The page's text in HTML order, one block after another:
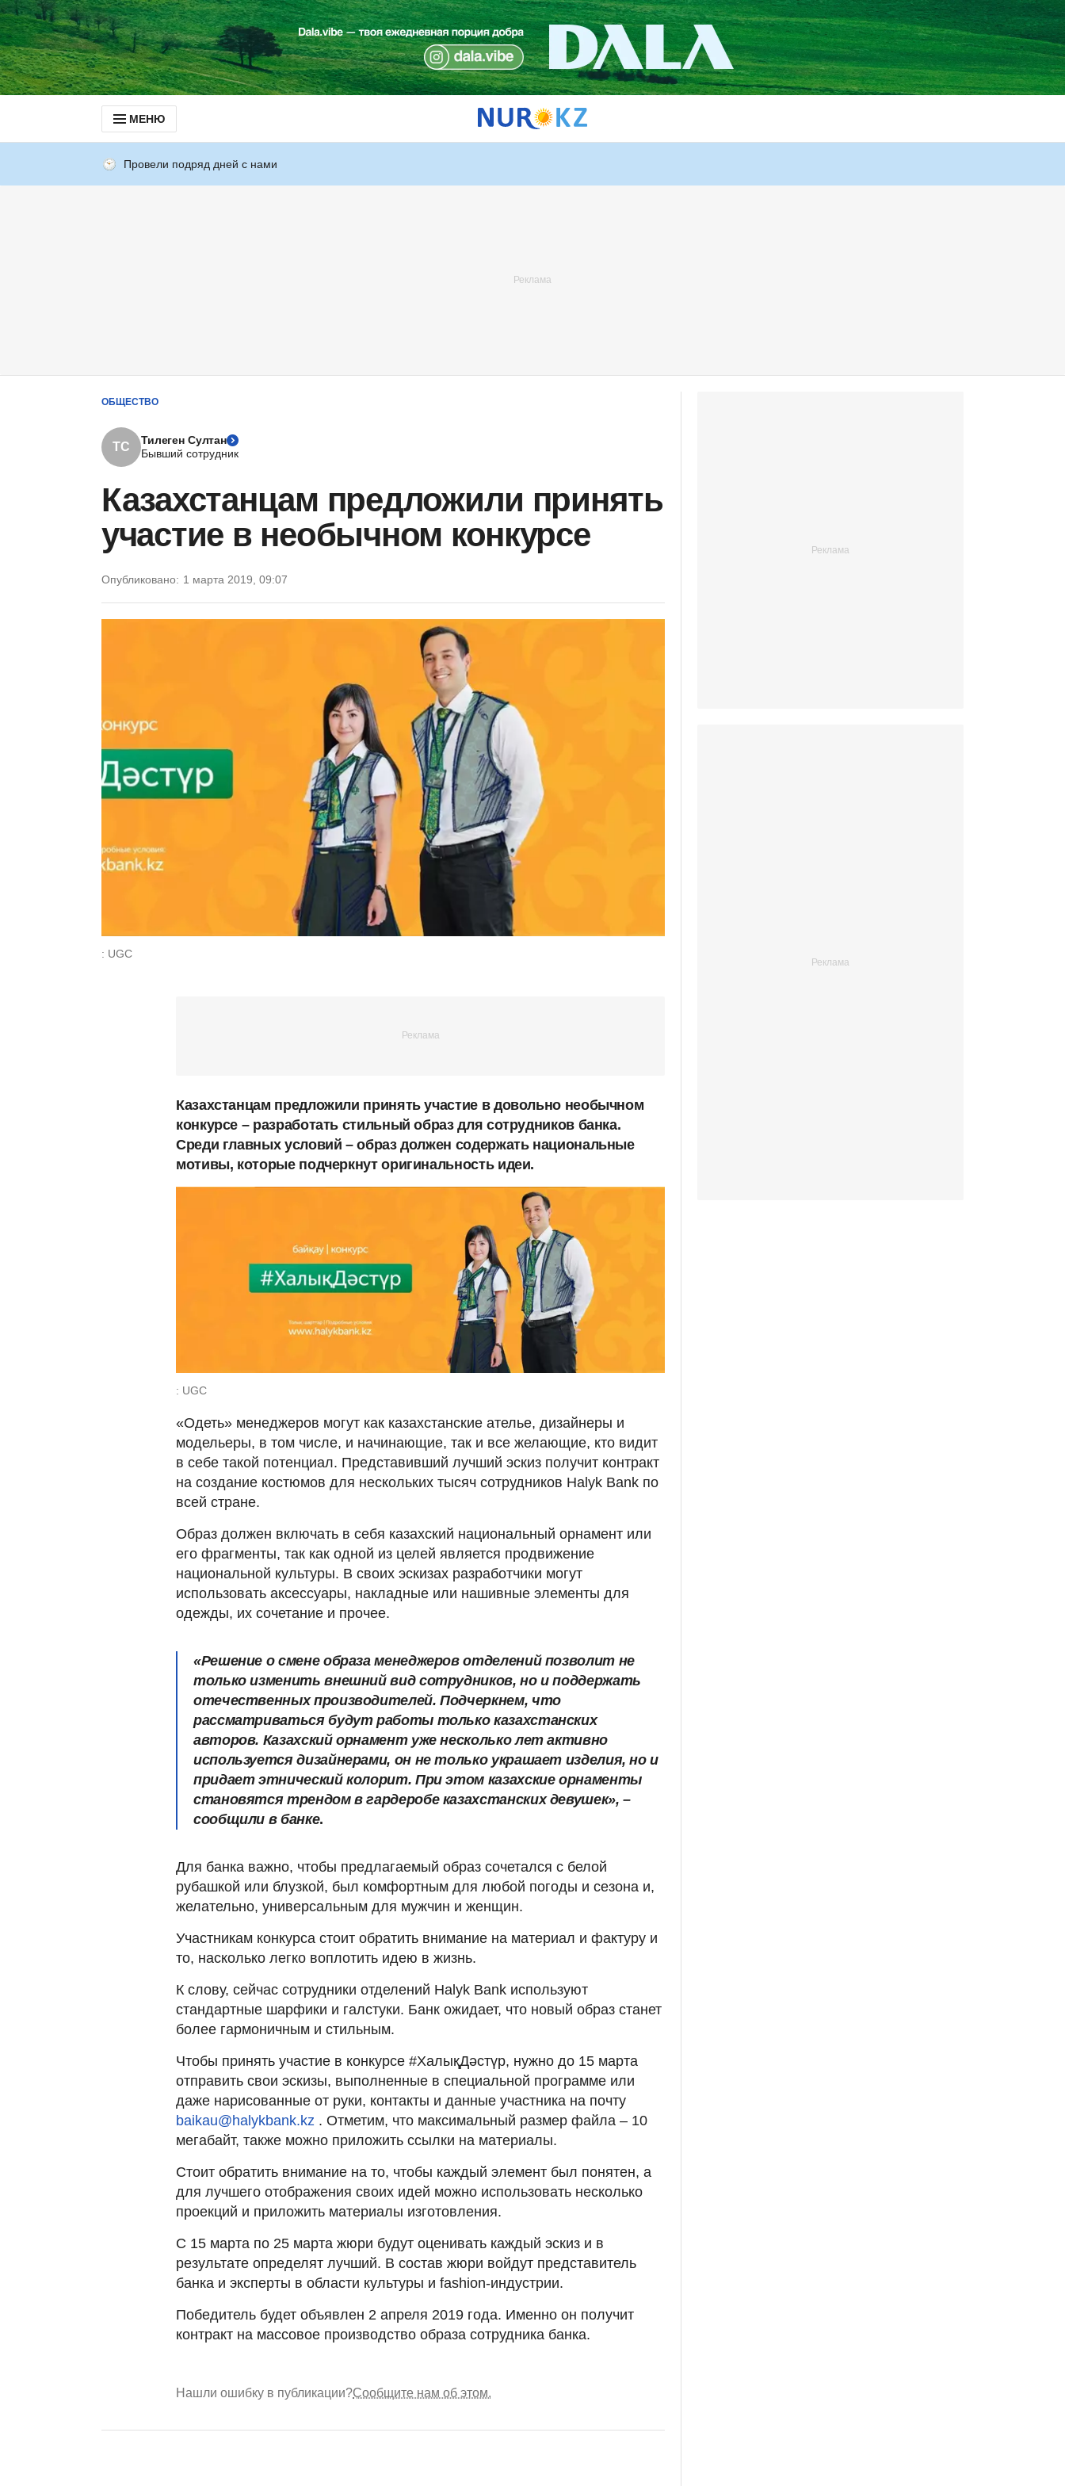
МЕНЮ
Провели подряд дней с нами
ОБЩЕСТВО
ТС
Тилеген Султан
Бывший сотрудник
Казахстанцам предложили принять
участие в необычном конкурсе
Опубликовано: 1 марта 2019, 09:07
: UGC
Казахстанцам предложили принять участие в довольно необычном
конкурсе – разработать стильный образ для сотрудников банка.
Среди главных условий – образ должен содержать национальные
мотивы, которые подчеркнут оригинальность идеи.
: UGC
«Одеть» менеджеров могут как казахстанские ателье, дизайнеры и
модельеры, в том числе, и начинающие, так и все желающие, кто видит
в себе такой потенциал. Представивший лучший эскиз получит контракт
на создание костюмов для нескольких тысяч сотрудников Halyk Bank по
всей стране.
Образ должен включать в себя казахский национальный орнамент или
его фрагменты, так как одной из целей является продвижение
национальной культуры. В своих эскизах разработчики могут
использовать аксессуары, накладные или нашивные элементы для
одежды, их сочетание и прочее.
«Решение о смене образа менеджеров отделений позволит не
только изменить внешний вид сотрудников, но и поддержать
отечественных производителей. Подчеркнем, что
рассматриваться будут работы только казахстанских
авторов. Казахский орнамент уже несколько лет активно
используется дизайнерами, он не только украшает изделия, но и
придает этнический колорит. При этом казахские орнаменты
становятся трендом в гардеробе казахстанских девушек», –
сообщили в банке.
Для банка важно, чтобы предлагаемый образ сочетался с белой
рубашкой или блузкой, был комфортным для любой погоды и сезона и,
желательно, универсальным для мужчин и женщин.
Участникам конкурса стоит обратить внимание на материал и фактуру и
то, насколько легко воплотить идею в жизнь.
К слову, сейчас сотрудники отделений Halyk Bank используют
стандартные шарфики и галстуки. Банк ожидает, что новый образ станет
более гармоничным и стильным.
Чтобы принять участие в конкурсе #ХалықДәстүр, нужно до 15 марта
отправить свои эскизы, выполненные в специальной программе или
даже нарисованные от руки, контакты и данные участника на почту
baikau@halykbank.kz . Отметим, что максимальный размер файла – 10
мегабайт, также можно приложить ссылки на материалы.
Стоит обратить внимание на то, чтобы каждый элемент был понятен, а
для лучшего отображения своих идей можно использовать несколько
проекций и приложить материалы изготовления.
С 15 марта по 25 марта жюри будут оценивать каждый эскиз и в
результате определят лучший. В состав жюри войдут представитель
банка и эксперты в области культуры и fashion-индустрии.
Победитель будет объявлен 2 апреля 2019 года. Именно он получит
контракт на массовое производство образа сотрудника банка.
Нашли ошибку в публикации?Сообщите нам об этом.